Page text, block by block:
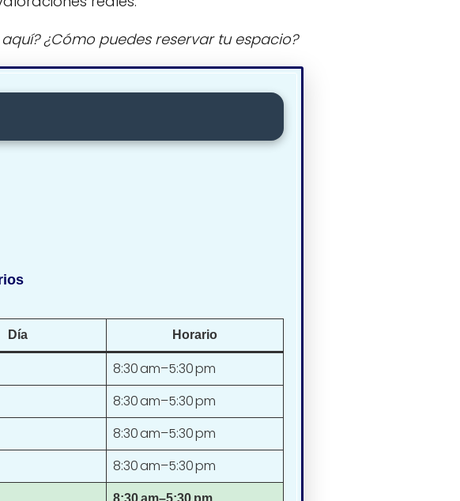
¿Cómo puedes reservar tu espacio?
Día Horario
8:30 am–5:30 pm
8:30 am–5:30 pm
8:30 am–5:30 pm
8:30 am–5:30 pm